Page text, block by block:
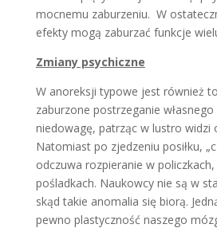
mocnemu zaburzeniu. W
efekty mogą zaburzać funkcje
Zmiany psychiczne
W anoreksji typowe jest również
zaburzone postrzeganie
niedowagę, patrząc w lustro widzi
Natomiast po zjedzeniu posiłku,
odczuwa rozpieranie w
pośladkach. Naukowcy nie są w
skąd takie anomalia się biorą.
pewno plastyczność naszego